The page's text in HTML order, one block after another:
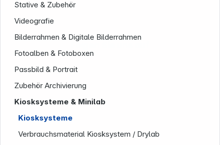
Stative & Zubehör
Videografie
Bilderrahmen & Digitale Bilderrahmen
Fotoalben & Fotoboxen
Passbild & Portrait
Zubehör Archivierung
Kiosksysteme & Minilab
Kiosksysteme
Verbrauchsmaterial Kiosksystem / Drylab
Folgen Sie uns auf